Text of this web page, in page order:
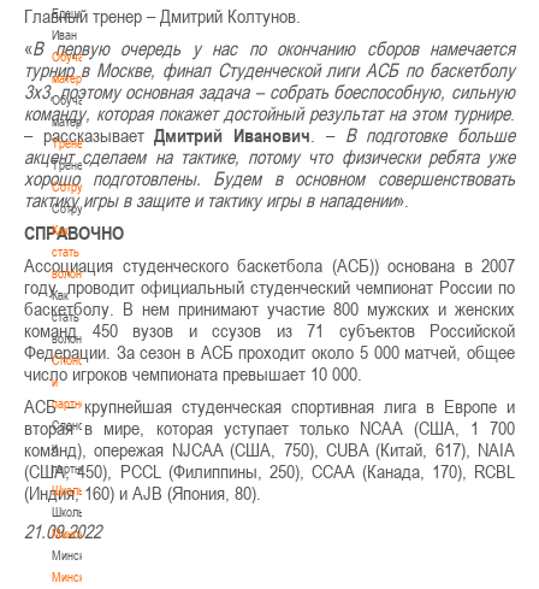
Едешко
Иван
Обучающие
материалы
Обучающие
материалы
Тренерам
Тренерам
Сотрудничество
Сотрудничество
Как
стать
волонтером
Как
стать
волонтером
Спонсоры
и
партнеры
Спонсоры
и
партнеры
Школы
Школы
Минск
Минск
Минская
Главный тренер – Дмитрий Колтунов.
«В первую очередь у нас по окончанию сборов намечается
турнир в Москве, финал Студенческой лиги АСБ по баскетболу
3х3, поэтому основная задача – собрать боеспособную, сильную
команду, которая покажет достойный результат на этом турнире.
– рассказываетДмитрий Иванович . – В подготовке больше
акцент сделаем на тактике, потому что физически ребята уже
хорошо подготовлены. Будем в основном совершенствовать
тактику игры в защите и тактику игры в нападении».
СПРАВОЧНО
Ассоциация студенческого баскетбола (АСБ)) основана в 2007
году, проводит официальный студенческий чемпионат России по
баскетболу. В нем принимают участие 800 мужских и женских
команд 450 вузов и ссузов из 71 субъектов Российской
Федерации. За сезон в АСБ проходит около 5 000 матчей, общее
число игроков чемпионата превышает 10 000.
АСБ – крупнейшая студенческая спортивная лига в Европе и
вторая в мире, которая уступает только NCAA (США, 1 700
команд), опережая NJCAA (США, 750), CUBA (Китай, 617), NAIA
(США, 450), PCCL (Филиппины, 250), CCAA (Канада, 170), RCBL
(Индия, 160) и AJB (Япония, 80).
21.09.2022